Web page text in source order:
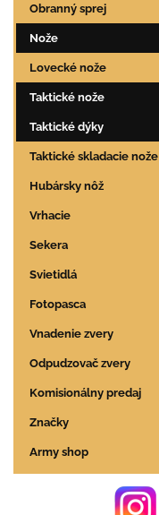
Obranný sprej
Nože
Lovecké nože
Taktické nože
Taktické dýky
Taktické skladacie nože
Hubársky nôž
Vrhacie
Sekera
Svietidlá
Fotopasca
Vnadenie zvery
Odpudzovač zvery
Komisionálny predaj
Značky
Army shop